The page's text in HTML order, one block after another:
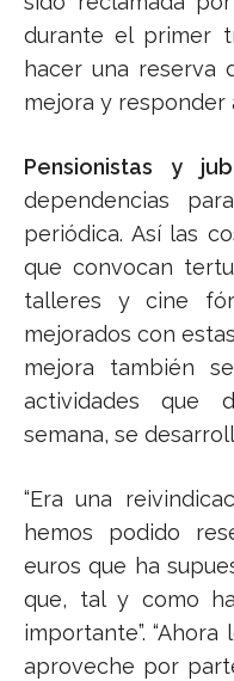
durante el primer
hacer una reserva
mejora y responder
Pensionistas y
dependencias
periódica. Así las
que convocan
talleres y cine
mejorados con
mejora también
actividades que
semana, se
“Era una
hemos podido
euros que ha
que, tal y como ha
importante”.
aproveche por